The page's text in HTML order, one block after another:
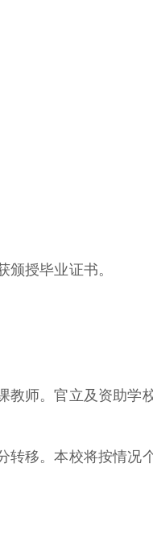
颁授毕业证书。
师。官立及资助学
转移。本校将按情况